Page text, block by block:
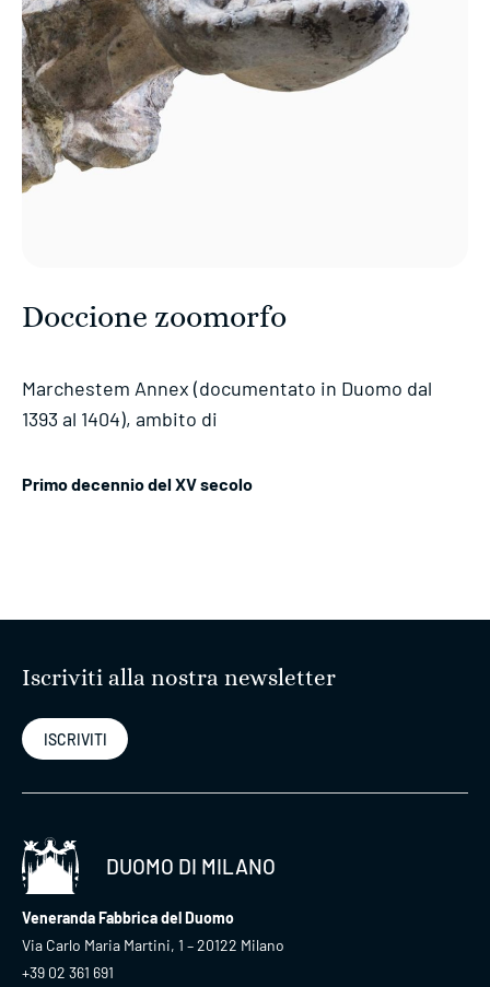
Doccione zoomorfo
Marchestem Annex (documentato in Duomo dal
1393 al 1404), ambito di
Primo decennio del XV secolo
Iscriviti alla nostra newsletter
ISCRIVITI
DUOMO DI MILANO
Veneranda Fabbrica del Duomo
Via Carlo Maria Martini, 1 – 20122 Milano
+39 02 361 691